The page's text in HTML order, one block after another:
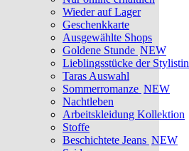
Wieder auf Lager
Geschenkkarte
Ausgewählte Shops
Goldene Stunde NEW
Lieblingsstücke der Stylistin
Taras Auswahl
Sommerromanze NEW
Nachtleben
Arbeitskleidung Kollektion
Stoffe
Beschichtete Jeans NEW